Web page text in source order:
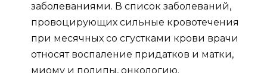
заболеваниями. В список заболеваний,
провоцирующих сильные кровотечения
при месячных со сгустками крови врачи
относят воспаление придатков и матки,
миому и полипы, онкологию.